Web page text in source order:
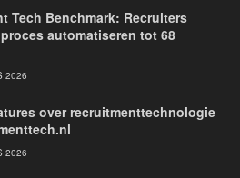
Tech Benchmark: Recruiters
automatiseren tot 68
2026
over recruitmenttechnologie
2026